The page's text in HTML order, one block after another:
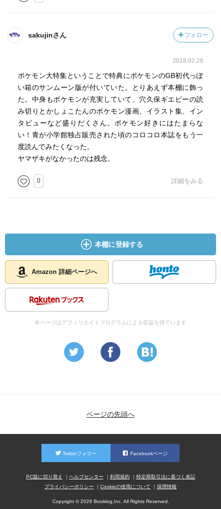
sakujinさん フォロー
2018.02.28
ポケモン大特集ということで特典にポケモンのGB初代っぽ
い箱のサンムーン版が付いていた。とりあえず本棚に飾っ
た。中身もポケモンが充実していて、穴久保ギエピーの読
み切りとかしょこたんのポケモン漫画、イラスト集、イン
タビューなど盛りだくさん。ポケモン好きにはたまらな
い！青が小学館独占販売された頃のコロコロ本誌をもう一
度読んでみたくなった。
ヤマザキがなかったのは残念。
0 詳細をみる
本棚に登録する
Amazon 詳細ページへ
本ページはアフィリエイトプログラムによる収益を得ています
ページの先頭へ
Twitterフォロー Facebookページ
PC版に切り替え ヘルプセンター 利用規約
特定商取引法に基づく表記
プライバシーポリシー
Cookieの使用について 採用情報
Copyright © 2026 Booklog,Inc. All Rights Reserved.